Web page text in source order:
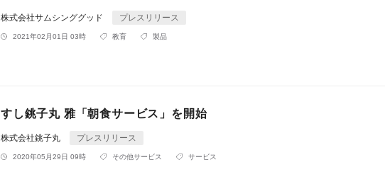
株式会社サムシンググッド プレスリリース
2021年02月01日 03時 教育 製品
すし銚子丸 雅「朝食サービス」を開始
株式会社銚子丸 プレスリリース
2020年05月29日 09時 その他サービス サービス